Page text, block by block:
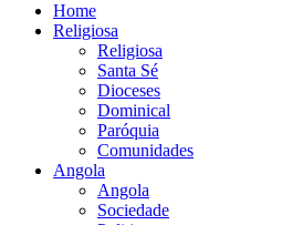
Home
Religiosa
Religiosa
Santa Sé
Dioceses
Dominical
Paróquia
Comunidades
Angola
Angola
Sociedade